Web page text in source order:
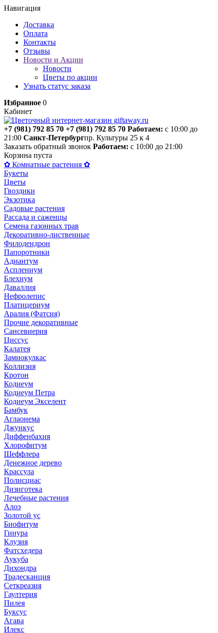
Навигация
Доставка
Оплата
Контакты
Отзывы
Новости и Акции
Новости
Цветы по акции
Узнать статус заказа
Избранное 0
Кабинет
+7 (981) 792 85 70 +7 (981) 792 85 70 Работаем: с 10:00 до
21:00 Санкт-Петербургпр. Культуры 25 к 4
Заказать обратный звонок Работаем: с 10:00 до 21:00
Корзина пуста
✿ Комнатные растения ✿
Букеты
Цветы
Гвоздики
Экзотика
Садовые растения
Рассада и саженцы
Семена газонных трав
Декоративно-лиственные
Филодендрон
Папоротники
Адиантум
Асплениум
Блехнум
Даваллия
Нефролепис
Платицериум
Аралия (Фатсия)
Прочие декоративные
Сансевиерия
Циссус
Калатея
Замиокулкас
Коллизия
Кротон
Кодиеум
Кодиеум Петра
Кодиеум Экселент
Бамбук
Аглаонема
Джункус
Диффенбахия
Хлорофитум
Шеффлера
Денежное дерево
Крассула
Полисциас
Дизиготека
Лечебные растения
Алоэ
Золотой ус
Биофитум
Гинура
Клузия
Фатсхедера
Аукуба
Дихондра
Традесканция
Сеткреазия
Гаултерия
Пилея
Буксус
Агава
Илекс